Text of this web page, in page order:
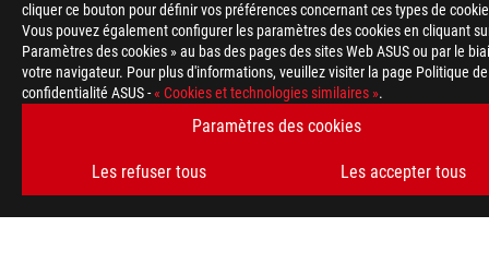
cliquer ce bouton pour définir vos préférences concernant ces types de
Vous pouvez également configurer les paramètres des cookies en cliquant
Paramètres des cookies » au bas des pages des sites Web ASUS ou par le
votre navigateur. Pour plus d'informations, veuillez visiter la page Politique de
confidentialité ASUS -« Cookies et technologies similaires ».
Paramètres des cookies
Les refuser tous Les accepter tous
ACCUEIL
NEWSROOM
facebooktwitter discord instagram
tiktok threads